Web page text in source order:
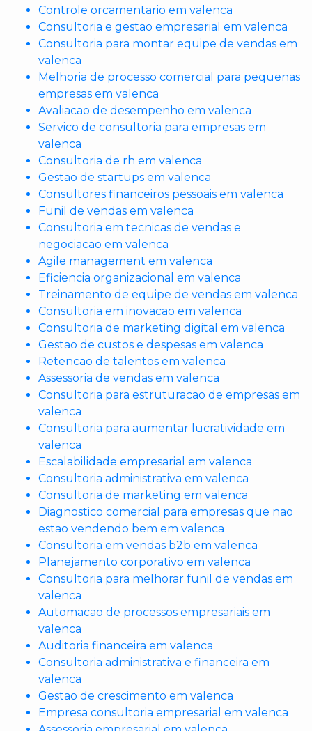
Controle orcamentario em valenca
Consultoria e gestao empresarial em valenca
Consultoria para montar equipe de vendas em
valenca
Melhoria de processo comercial para pequenas
empresas em valenca
Avaliacao de desempenho em valenca
Servico de consultoria para empresas em
valenca
Consultoria de rh em valenca
Gestao de startups em valenca
Consultores financeiros pessoais em valenca
Funil de vendas em valenca
Consultoria em tecnicas de vendas e
negociacao em valenca
Agile management em valenca
Eficiencia organizacional em valenca
Treinamento de equipe de vendas em valenca
Consultoria em inovacao em valenca
Consultoria de marketing digital em valenca
Gestao de custos e despesas em valenca
Retencao de talentos em valenca
Assessoria de vendas em valenca
Consultoria para estruturacao de empresas em
valenca
Consultoria para aumentar lucratividade em
valenca
Escalabilidade empresarial em valenca
Consultoria administrativa em valenca
Consultoria de marketing em valenca
Diagnostico comercial para empresas que nao
estao vendendo bem em valenca
Consultoria em vendas b2b em valenca
Planejamento corporativo em valenca
Consultoria para melhorar funil de vendas em
valenca
Automacao de processos empresariais em
valenca
Auditoria financeira em valenca
Consultoria administrativa e financeira em
valenca
Gestao de crescimento em valenca
Empresa consultoria empresarial em valenca